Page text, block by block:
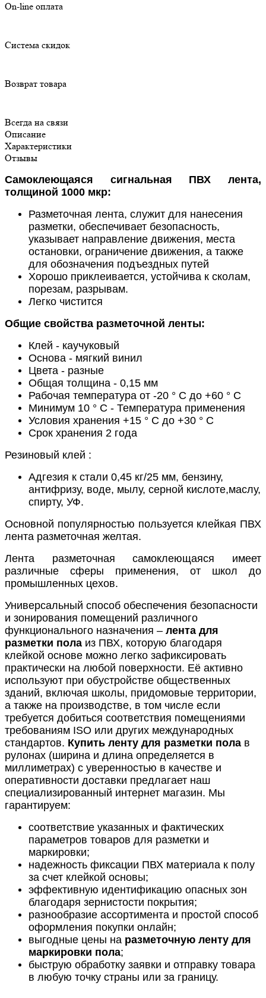
On-line оплата
Система скидок
Возврат товара
Всегда на связи
Описание
Характеристики
Отзывы
Самоклеющаяся сигнальная ПВХ лента,
толщиной 1000 мкр:
Разметочная лента, служит для нанесения
разметки, обеспечивает безопасность,
указывает направление движения, места
остановки, ограничение движения, а также
для обозначения подъездных путей
Хорошо приклеивается, устойчива к сколам,
порезам, разрывам.
Легко чистится
Общие свойства разметочной ленты:
Клей - каучуковый
Основа - мягкий винил
Цвета - разные
Общая толщина - 0,15 мм
Рабочая температура от -20 ° C до +60 ° C
Минимум 10 ° C - Температура применения
Условия хранения +15 ° C до +30 ° C
Срок хранения 2 года
Резиновый клей :
Адгезия к стали 0,45 кг/25 мм, бензину,
антифризу, воде, мылу, серной кислоте,маслу,
спирту, УФ.
Основной популярностью пользуется клейкая ПВХ
лента разметочная желтая.
Лента разметочная самоклеющаяся имеет
различные сферы применения, от школ до
промышленных цехов.
Универсальный способ обеспечения безопасности
и зонирования помещений различного
функционального назначения – лента для
разметки пола из ПВХ, которую благодаря
клейкой основе можно легко зафиксировать
практически на любой поверхности. Её активно
используют при обустройстве общественных
зданий, включая школы, придомовые территории,
а также на производстве, в том числе если
требуется добиться соответствия помещениями
требованиям ISO или других международных
стандартов. Купить ленту для разметки пола в
рулонах (ширина и длина определяется в
миллиметрах) с уверенностью в качестве и
оперативности доставки предлагает наш
специализированный интернет магазин. Мы
гарантируем:
соответствие указанных и фактических
параметров товаров для разметки и
маркировки;
надежность фиксации ПВХ материала к полу
за счет клейкой основы;
эффективную идентификацию опасных зон
благодаря зернистости покрытия;
разнообразие ассортимента и простой способ
оформления покупки онлайн;
выгодные цены на разметочную ленту для
маркировки пола;
быструю обработку заявки и отправку товара
в любую точку страны или за границу.